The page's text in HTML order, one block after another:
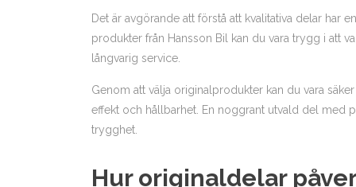
Det är avgörande att förstå att kvalitativa delar har
produkter från Hansson Bil kan du vara trygg i att
långvarig service.
Genom att välja originalprodukter kan du vara
effekt och hållbarhet. En noggrant utvald del med
trygghet.
Hur originaldelar